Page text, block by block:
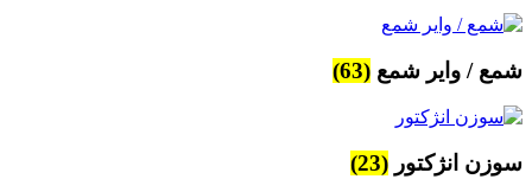
شمع / وایر شمع (63)
سوزن انژکتور (23)